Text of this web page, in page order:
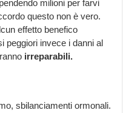
milioni per farvi
questo non è vero.
effetto benefico
peggiori invece i danni al
irreparabili.
sbilanciamenti ormonali.